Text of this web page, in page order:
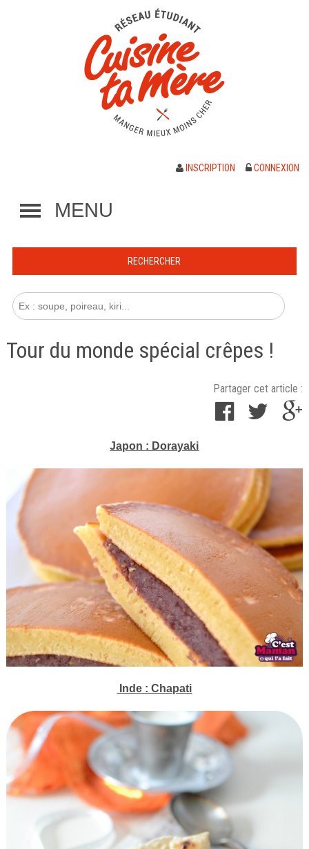
INSCRIPTION CONNEXION
MENU
Tour du monde spécial crêpes !
Partager cet article :
février
2016
par
Cuisine
Japon : Dorayaki
Inde : Chapati